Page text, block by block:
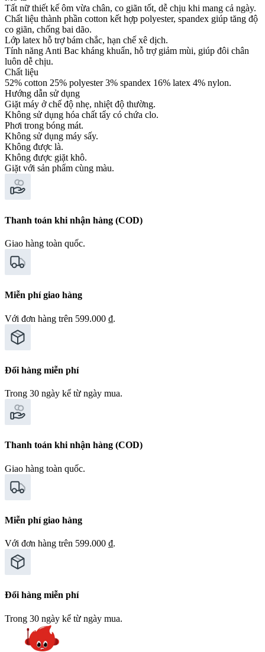
Tất nữ thiết kế ôm vừa chân, co giãn tốt, dễ chịu khi mang cả ngày.
Chất liệu thành phần cotton kết hợp polyester, spandex giúp tăng độ
co giãn, chống bai dão.
Lớp latex hỗ trợ bám chắc, hạn chế xê dịch.
Tính năng Anti Bac kháng khuẩn, hỗ trợ giảm mùi, giúp đôi chân
luôn dễ chịu.
Chất liệu
52% cotton 25% polyester 3% spandex 16% latex 4% nylon.
Hướng dẫn sử dụng
Giặt máy ở chế độ nhẹ, nhiệt độ thường.
Không sử dụng hóa chất tẩy có chứa clo.
Phơi trong bóng mát.
Không sử dụng máy sấy.
Không được là.
Không được giặt khô.
Giặt với sản phẩm cùng màu.
Thanh toán khi nhận hàng (COD)
Giao hàng toàn quốc.
Miễn phí giao hàng
Với đơn hàng trên 599.000 ₫.
Đổi hàng miễn phí
Trong 30 ngày kể từ ngày mua.
Thanh toán khi nhận hàng (COD)
Giao hàng toàn quốc.
Miễn phí giao hàng
Với đơn hàng trên 599.000 ₫.
Đổi hàng miễn phí
Trong 30 ngày kể từ ngày mua.